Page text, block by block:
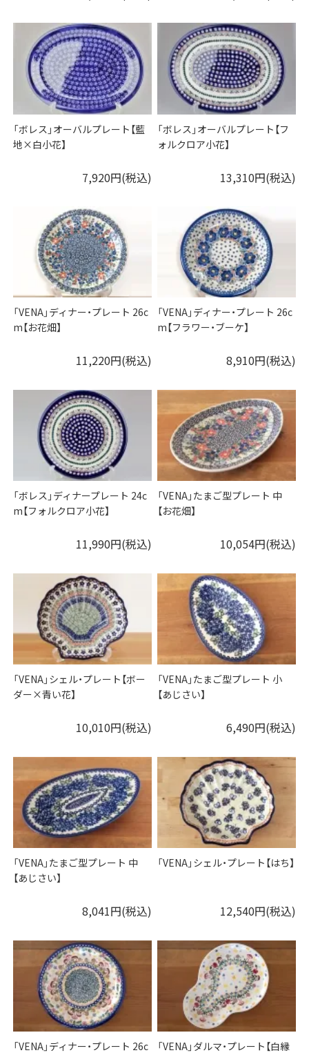
「ボレス」オーバルプレート【藍
地×白小花】
7,920円(税込)
「ボレス」オーバルプレート【フ
ォルクロア小花】
13,310円(税込)
「VENA」ディナー・プレート 26c
m【お花畑】
11,220円(税込)
「VENA」ディナー・プレート 26c
m【フラワー・ブーケ】
8,910円(税込)
「ボレス」ディナープレート 24c
m【フォルクロア小花】
11,990円(税込)
「VENA」たまご型プレート 中
【お花畑】
10,054円(税込)
「VENA」シェル・プレート【ボー
ダー×青い花】
10,010円(税込)
「VENA」たまご型プレート 小
【あじさい】
6,490円(税込)
「VENA」たまご型プレート 中
【あじさい】
8,041円(税込)
「VENA」シェル・プレート【はち】
12,540円(税込)
「VENA」ディナー・プレート 26c
「VENA」ダルマ・プレート【白縁